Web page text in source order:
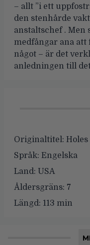
– allt ”i ett
den stenhårde
anstaltschef . Men
medfångar ana
något – är det
anledningen till
Originaltitel: Holes
Språk: Engelska
Land: USA
Åldersgräns: 7
Längd: 113 min